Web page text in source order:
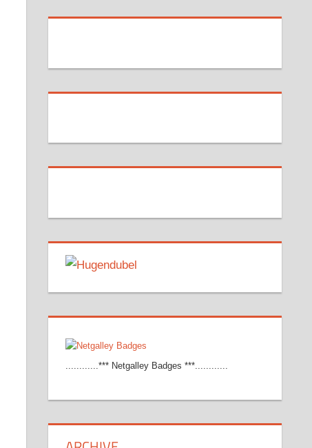
............*** Netgalley Badges ***............